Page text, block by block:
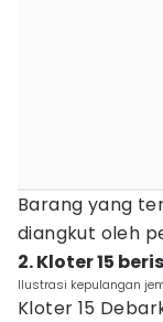
Barang yang
diangkut oleh
2. Kloter 15
Ilustrasi kepulangan
Kloter 15